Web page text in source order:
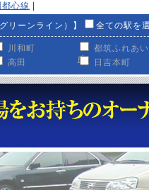
心線
リーンライン）】
全ての駅を
川和町
都筑ふれあ
丘
高田 日吉本町